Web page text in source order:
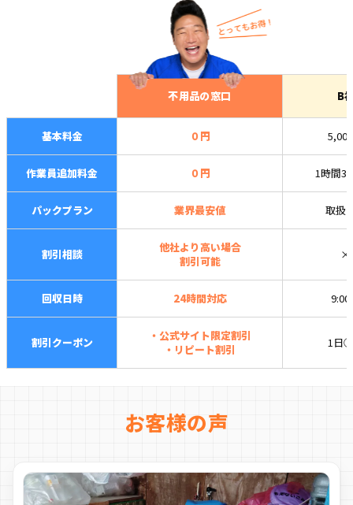
不用品の窓口 B
基本料金 ０円
作業員追加料金 ０円 1時間
パックプラン 業界最安値 取扱
割引相談
他社より高い場合
割引可能
×
回収日時 24時間対応 9:00
割引クーポン
・公式サイト限定割引
・リピート割引
1日
お客様の声